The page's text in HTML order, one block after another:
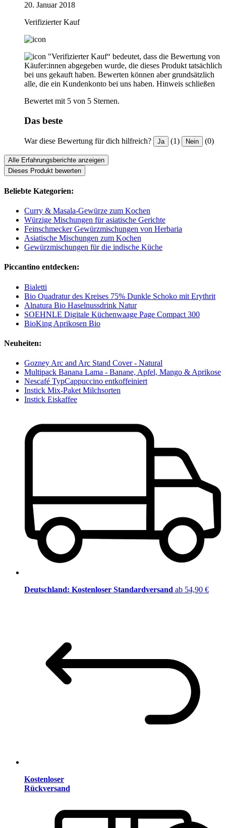
20. Januar 2018
Verifizierter Kauf
"Verifizierter Kauf“ bedeutet, dass die Bewertung von
Käufer:innen abgegeben wurde, die dieses Produkt tatsächlich
bei uns gekauft haben. Bewerten können aber grundsätzlich
alle, die ein Kundenkonto bei uns haben. Hinweis schließen
Bewertet mit 5 von 5 Sternen.
Das beste
War diese Bewertung für dich hilfreich? Ja (1) Nein (0)
Alle Erfahrungsberichte anzeigen
Dieses Produkt bewerten
Beliebte Kategorien:
Curry & Masala-Gewürze zum Kochen
Würzige Mischungen für asiatische Gerichte
Feinschmecker Gewürzmischungen von Herbaria
Asiatische Mischungen zum Kochen
Gewürzmischungen für die indische Küche
Piccantino entdecken:
Bialetti
Bio Quadratur des Kreises 75% Dunkle Schoko mit Erythrit
Alnatura Bio Haselnussdrink Natur
SOEHNLE Digitale Küchenwaage Page Compact 300
BioKing Aprikosen Bio
Neuheiten:
Gozney Arc and Arc Stand Cover - Natural
Multipack Banana Lama - Banane, Apfel, Mango & Aprikose
Nescafé TypCappuccino entkoffeiniert
Instick Mix-Paket Milchsorten
Instick Eiskaffee
Deutschland: Kostenloser Standardversand ab 54,90 €
Kostenloser
Rückversand